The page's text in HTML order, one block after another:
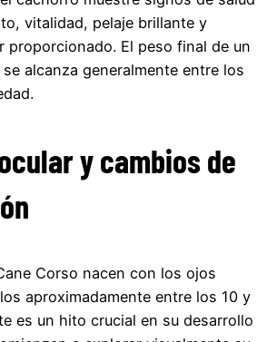
vitalidad, pelaje brillante y
proporcionado. El peso final de un
alcanza generalmente entre los
y cambios de
Corso nacen con los ojos
aproximadamente entre los 10 y
es un hito crucial en su desarrollo